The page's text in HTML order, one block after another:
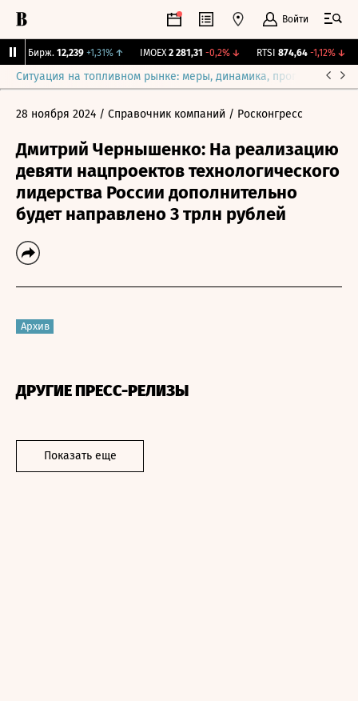
Войти
CNY Бирж. 12,239 +1,31% ↑ IMOEX 2 281,31 -0,2%↓ RTSI 874,64 -1,12%↓
Ситуация на топливном рынке: меры, динамика, прогнозы
28 ноября 2024 / Справочник компаний / Росконгресс
Дмитрий Чернышенко: На реализацию
девяти нацпроектов технологического
лидерства России дополнительно
будет направлено 3 трлн рублей
Архив
ДРУГИЕ ПРЕСС-РЕЛИЗЫ
Показать еще